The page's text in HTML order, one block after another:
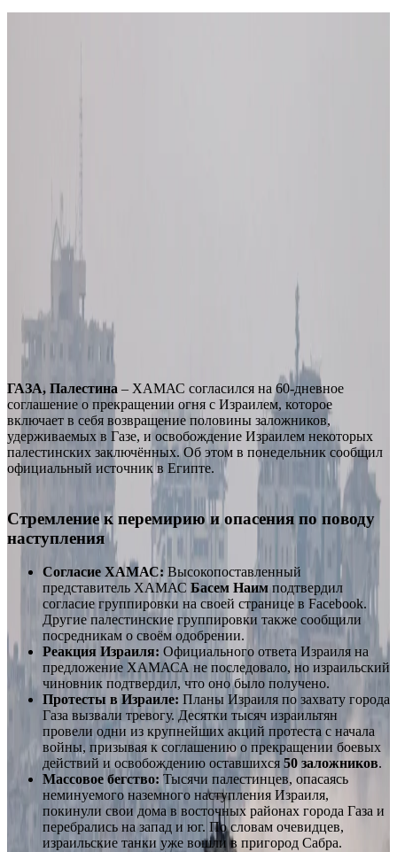
ГАЗА, Палестина – ХАМАС согласился на 60-дневное
соглашение о прекращении огня с Израилем, которое
включает в себя возвращение половины заложников,
удерживаемых в Газе, и освобождение Израилем некоторых
палестинских заключённых. Об этом в понедельник сообщил
официальный источник в Египте.
Стремление к перемирию и опасения по поводу
наступления
Согласие ХАМАС: Высокопоставленный
представитель ХАМАС Басем Наим подтвердил
согласие группировки на своей странице в Facebook.
Другие палестинские группировки также сообщили
посредникам о своём одобрении.
Реакция Израиля: Официального ответа Израиля на
предложение ХАМАСА не последовало, но израильский
чиновник подтвердил, что оно было получено.
Протесты в Израиле: Планы Израиля по захвату города
Газа вызвали тревогу. Десятки тысяч израильтян
провели одни из крупнейших акций протеста с начала
войны, призывая к соглашению о прекращении боевых
действий и освобождению оставшихся 50 заложников.
Массовое бегство: Тысячи палестинцев, опасаясь
неминуемого наземного наступления Израиля,
покинули свои дома в восточных районах города Газа и
перебрались на запад и юг. По словам очевидцев,
израильские танки уже вошли в пригород Сабра.